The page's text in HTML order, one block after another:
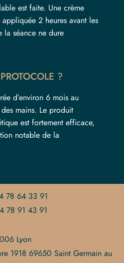
est faite. Une crème
2 heures avant les
la séance ne dure
?
d’environ 6 mois au
mains. Le produit
est fortement efficace,
notable de la
78 64 33 91
78 91 43 91
Lyon
1918 69650 Saint Germain au